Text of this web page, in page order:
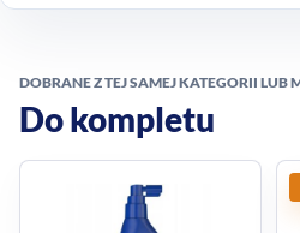
DOBRANE Z TEJ SAMEJ KATEGORII LUB
Do kompletu